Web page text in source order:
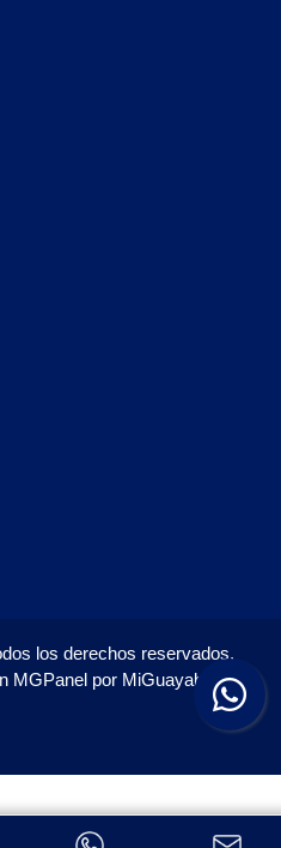
los derechos reservados.
MGPanel por MiGuayaba